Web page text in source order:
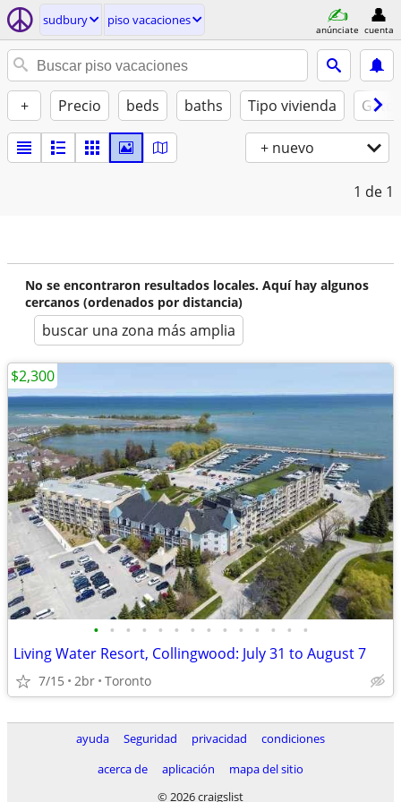
sudbury piso vacaciones
anúnciate cuenta
+ Precio beds baths Tipo vivienda
+ nuevo
1 de 1
No se encontraron resultados locales. Aquí hay algunos
cercanos (ordenados por distancia)
buscar una zona más amplia
• • • • • • • • • • • • • •
Living Water Resort, Collingwood: July 31 to August 7
7/15 2br Toronto
$2,300
ayuda Seguridad privacidad
condiciones
acerca de
aplicación
mapa del sitio
© 2026 craigslist